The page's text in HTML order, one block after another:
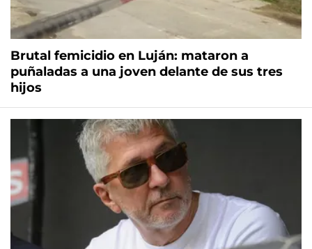
Brutal femicidio en Luján: mataron a
puñaladas a una joven delante de sus tres
hijos